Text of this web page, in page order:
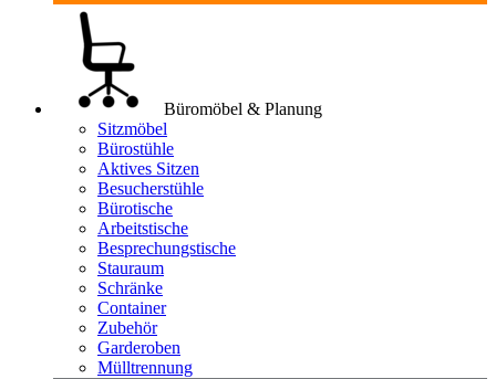
Büromöbel & Planung
Sitzmöbel
Bürostühle
Aktives Sitzen
Besucherstühle
Bürotische
Arbeitstische
Besprechungstische
Stauraum
Schränke
Container
Zubehör
Garderoben
Mülltrennung